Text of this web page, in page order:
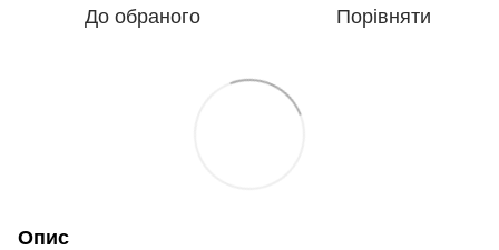
До обраного Порівняти
Опис